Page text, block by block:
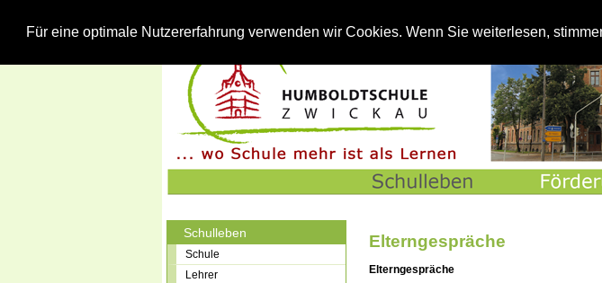
Für eine optimale Nutzererfahrung verwenden wir Cookies. Wenn Sie weiterlesen,
Elterngespräche
Elterngespräche
Schulleben
Schule
Lehrer